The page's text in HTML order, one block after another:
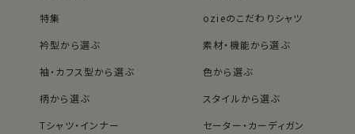
です。
綿の風合いを活かしつつ、綿100％よりもシワになりにく
いバランス型素材です。
特集
ozieのこだわりシャツ
衿型から選ぶ
素材・機能から選ぶ
袖・カフス型から選ぶ
色から選ぶ
柄から選ぶ
スタイルから選ぶ
Tシャツ・インナー
セーター・カーディガン